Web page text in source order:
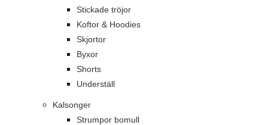
Stickade tröjor
Koftor & Hoodies
Skjortor
Byxor
Shorts
Underställ
Kalsonger
Strumpor bomull